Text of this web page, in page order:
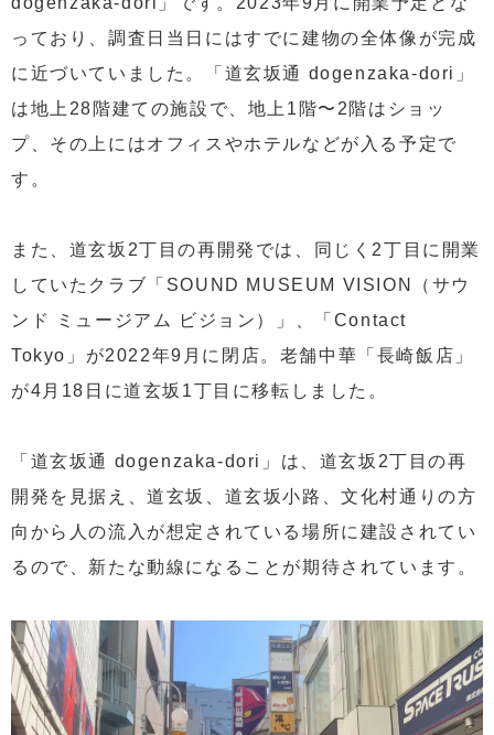
っており、調査日当日にはすでに建物の全体像が完成
に近づいていました。「道玄坂通 dogenzaka-dori」
は地上28階建ての施設で、地上1階〜2階はショッ
プ、その上にはオフィスやホテルなどが入る予定で
す。
また、道玄坂2丁目の再開発では、同じく2丁目に開業
していたクラブ「SOUND MUSEUM VISION（サウ
ンド ミュージアム ビジョン）」、「Contact
Tokyo」が2022年9月に閉店。老舗中華「長崎飯店」
が4月18日に道玄坂1丁目に移転しました。
「道玄坂通 dogenzaka-dori」は、道玄坂2丁目の再
開発を見据え、道玄坂、道玄坂小路、文化村通りの方
向から人の流入が想定されている場所に建設されてい
るので、新たな動線になることが期待されています。